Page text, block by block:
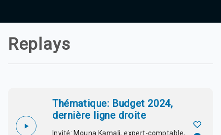
Replays
Thématique: Budget 2024,
dernière ligne droite
Invité: Mouna Kamali, expert-comptable,